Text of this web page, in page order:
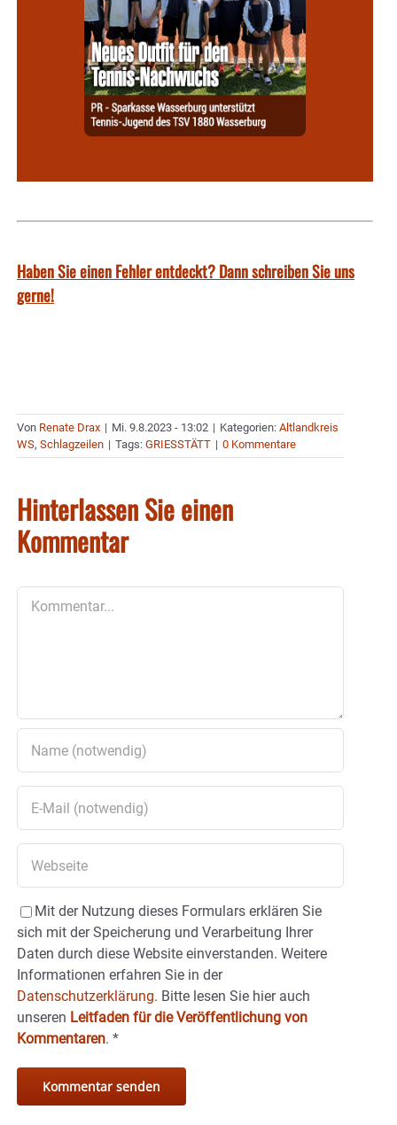
Haben Sie einen Fehler entdeckt? Dann schreiben Sie uns
gerne!
Von Renate Drax | Mi. 9.8.2023 - 13:02 | Kategorien: Altlandkreis
WS, Schlagzeilen | Tags: GRIESSTÄTT | 0 Kommentare
Hinterlassen Sie einen
Kommentar
Mit der Nutzung dieses Formulars erklären Sie
sich mit der Speicherung und Verarbeitung Ihrer
Daten durch diese Website einverstanden. Weitere
Informationen erfahren Sie in der
Datenschutzerklärung. Bitte lesen Sie hier auch
unseren Leitfaden für die Veröffentlichung von
Kommentaren. *